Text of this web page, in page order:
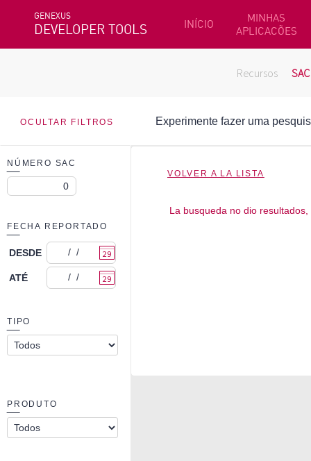
GENEXUS
DEVELOPER TOOLS INÍCIO
MINHAS
APLICACÕES
Recursos SAC